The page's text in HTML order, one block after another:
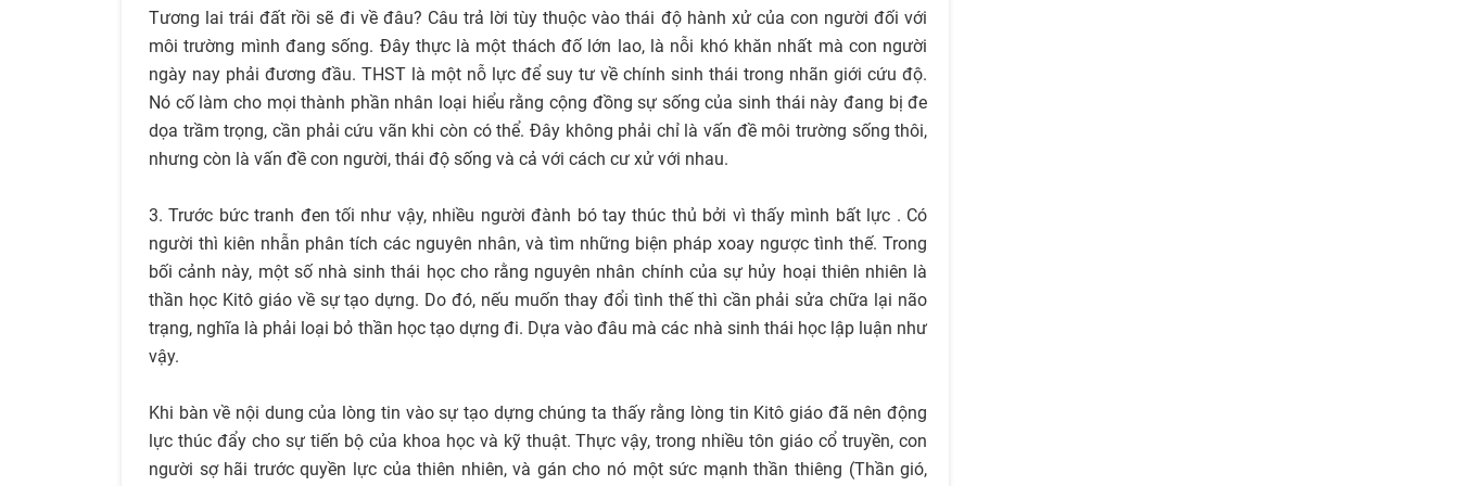
Tương lai trái đất rồi sẽ đi về đâu? Câu trả lời tùy thuộc vào thái độ hành xử của con người đối với
môi trường mình đang sống. Đây thực là một thách đố lớn lao, là nỗi khó khăn nhất mà con người
ngày nay phải đương đầu. THST là một nỗ lực để suy tư về chính sinh thái trong nhãn giới cứu độ.
Nó cố làm cho mọi thành phần nhân loại hiểu rằng cộng đồng sự sống của sinh thái này đang bị đe
dọa trầm trọng, cần phải cứu vãn khi còn có thể. Đây không phải chỉ là vấn đề môi trường sống thôi,
nhưng còn là vấn đề con người, thái độ sống và cả với cách cư xử với nhau.
3. Trước bức tranh đen tối như vậy, nhiều người đành bó tay thúc thủ bởi vì thấy mình bất lực . Có
người thì kiên nhẫn phân tích các nguyên nhân, và tìm những biện pháp xoay ngược tình thế. Trong
bối cảnh này, một số nhà sinh thái học cho rằng nguyên nhân chính của sự hủy hoại thiên nhiên là
thần học Kitô giáo về sự tạo dựng. Do đó, nếu muốn thay đổi tình thế thì cần phải sửa chữa lại não
trạng, nghĩa là phải loại bỏ thần học tạo dựng đi. Dựa vào đâu mà các nhà sinh thái học lập luận như
vậy.
Khi bàn về nội dung của lòng tin vào sự tạo dựng chúng ta thấy rằng lòng tin Kitô giáo đã nên động
lực thúc đẩy cho sự tiến bộ của khoa học và kỹ thuật. Thực vậy, trong nhiều tôn giáo cổ truyền, con
người sợ hãi trước quyền lực của thiên nhiên, và gán cho nó một sức mạnh thần thiêng (Thần gió,